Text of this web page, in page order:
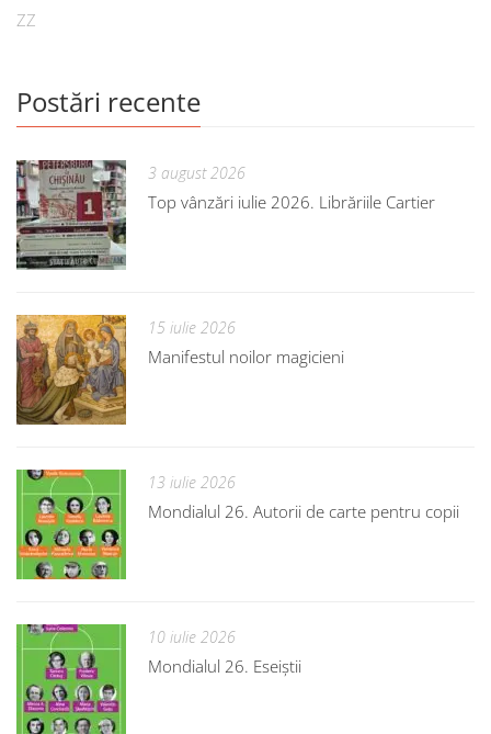
ZZ
Postări recente
3 august 2026
Top vânzări iulie 2026. Librăriile Cartier
15 iulie 2026
Manifestul noilor magicieni
13 iulie 2026
Mondialul 26. Autorii de carte pentru copii
10 iulie 2026
Mondialul 26. Eseiștii